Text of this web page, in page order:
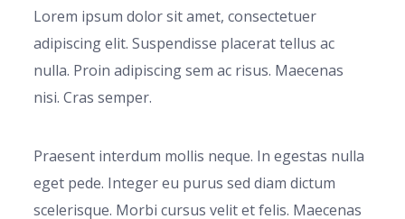
Lorem ipsum dolor sit amet, consectetuer
adipiscing elit. Suspendisse placerat tellus ac
nulla. Proin adipiscing sem ac risus. Maecenas
nisi. Cras semper.
Praesent interdum mollis neque. In egestas nulla
eget pede. Integer eu purus sed diam dictum
scelerisque. Morbi cursus velit et felis. Maecenas